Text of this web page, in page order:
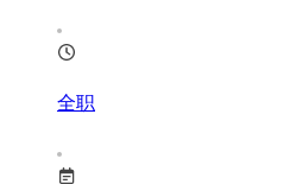
全职